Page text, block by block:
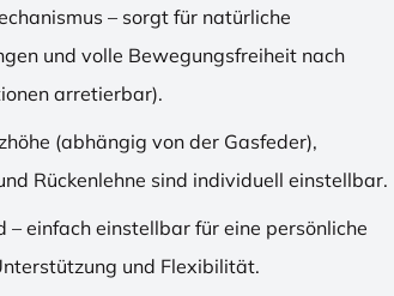
– sorgt für natürliche
und volle Bewegungsfreiheit nach
arretierbar).
(abhängig von der Gasfeder),
Rückenlehne sind individuell einstellbar.
– einfach einstellbar für eine persönliche
und Flexibilität.